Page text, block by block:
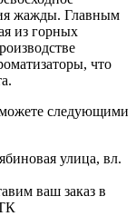
жажды. Главным
из горных
что
следующими
улица, вл.
ваш заказ в